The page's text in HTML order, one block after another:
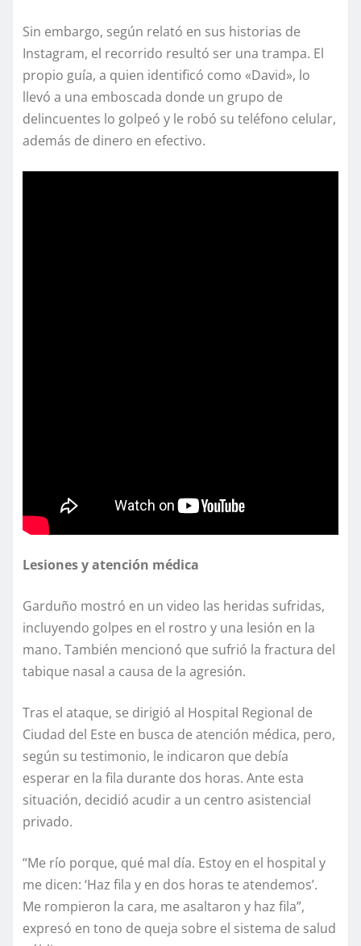
Sin embargo, según relató en sus historias de
Instagram, el recorrido resultó ser una trampa. El
propio guía, a quien identificó como «David», lo
llevó a una emboscada donde un grupo de
delincuentes lo golpeó y le robó su teléfono celular,
además de dinero en efectivo.
Lesiones y atención médica
Garduño mostró en un video las heridas sufridas,
incluyendo golpes en el rostro y una lesión en la
mano. También mencionó que sufrió la fractura del
tabique nasal a causa de la agresión.
Tras el ataque, se dirigió al Hospital Regional de
Ciudad del Este en busca de atención médica, pero,
según su testimonio, le indicaron que debía
esperar en la fila durante dos horas. Ante esta
situación, decidió acudir a un centro asistencial
privado.
“Me río porque, qué mal día. Estoy en el hospital y
me dicen: ‘Haz fila y en dos horas te atendemos’.
Me rompieron la cara, me asaltaron y haz fila”,
expresó en tono de queja sobre el sistema de salud